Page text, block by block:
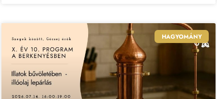
HAGYOMÁNY